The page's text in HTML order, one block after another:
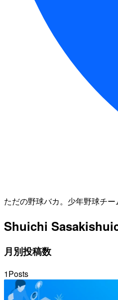
ただの野球バカ。少年野球チ
Shuichi Sasaki
月別投稿数
1Posts